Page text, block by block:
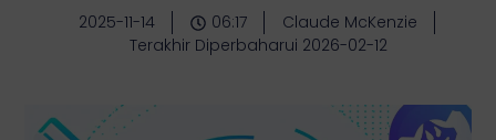
2025-11-14 06:17
Claude McKenzie
Terakhir Diperbaharui 2026-02-12